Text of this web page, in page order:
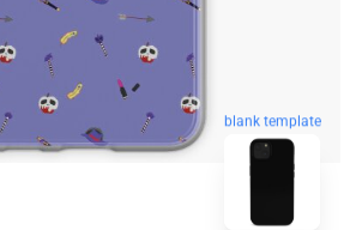
blank template